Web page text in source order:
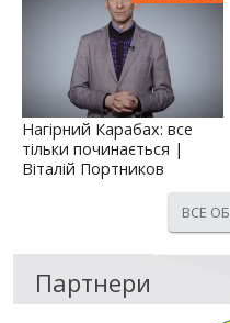
Нагірний Карабах: все
тільки починається |
Віталій Портников
ВСЕ
Партнери